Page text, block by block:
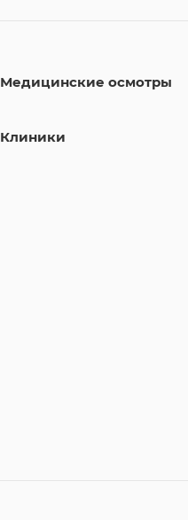
Медицинские осмотры
Клиники